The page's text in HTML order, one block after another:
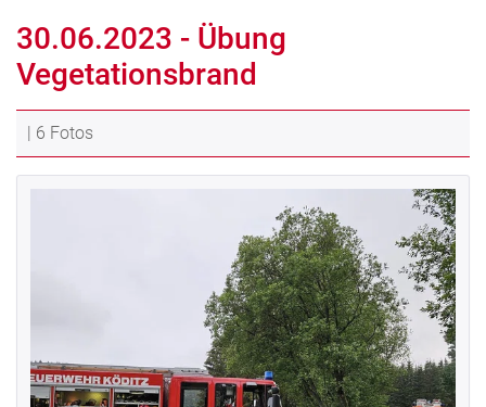
30.06.2023 - Übung
Vegetationsbrand
| 6 Fotos